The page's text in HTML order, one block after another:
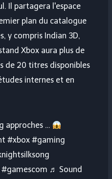
Il partagera l'espace
plan du catalogue
y compris Indian 3D,
Xbox aura plus de
de 20 titres disponibles
internes et en
approches …
#xbox #gaming
♬ Sound